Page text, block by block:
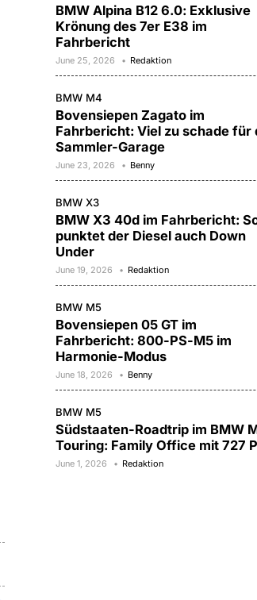
BMW Alpina B12 6.0: Exklusive
Krönung des 7er E38 im
Fahrbericht
June 25, 2026 Redaktion
BMW M4
Bovensiepen Zagato im
Fahrbericht: Viel zu schade für
Sammler-Garage
June 23, 2026 Benny
BMW X3
BMW X3 40d im Fahrbericht:
punktet der Diesel auch Down
Under
June 19, 2026 Redaktion
BMW M5
Bovensiepen 05 GT im
Fahrbericht: 800-PS-M5 im
Harmonie-Modus
June 18, 2026 Benny
BMW M5
Südstaaten-Roadtrip im BMW
Touring: Family Office mit 727
June 1, 2026 Redaktion